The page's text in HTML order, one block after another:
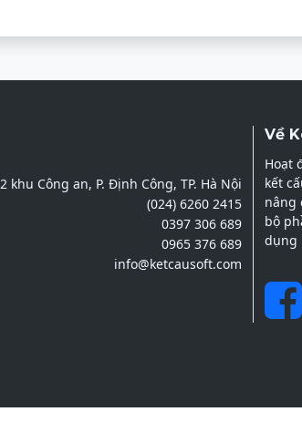
khu Công an, P. Định Công, TP. Hà Nội
(024) 6260 2415
0397 306 689
0965 376 689
info@ketcausoft.com
Về
Hoạt
kết
nâng
bộ
dụng